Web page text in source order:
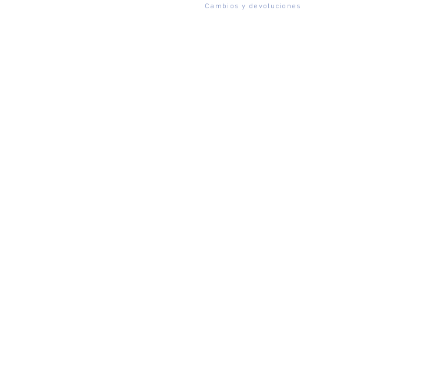
Cambios y devoluciones